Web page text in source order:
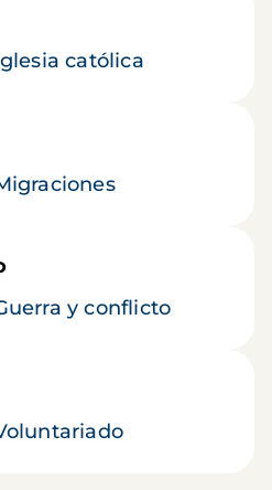
católica
y conflicto